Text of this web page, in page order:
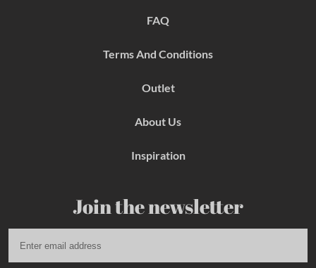
FAQ
Terms And Conditions
Outlet
About Us
Inspiration
Join the newsletter
a
m